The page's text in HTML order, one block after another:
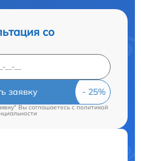
со
заявку
Вы соглашаетесь cполитикой